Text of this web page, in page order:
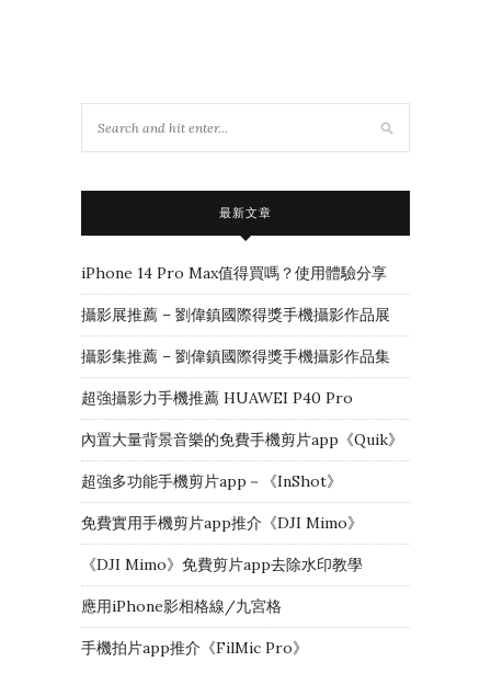
最新文章
iPhone 14 Pro Max值得買嗎？使用體驗分享
攝影展推薦 – 劉偉鎮國際得獎手機攝影作品展
攝影集推薦 – 劉偉鎮國際得獎手機攝影作品集
超強攝影力手機推薦 HUAWEI P40 Pro
內置大量背景音樂的免費手機剪片app《Quik》
超強多功能手機剪片app－《InShot》
免費實用手機剪片app推介《DJI Mimo》
《DJI Mimo》免費剪片app去除水印教學
應用iPhone影相格線/九宮格
手機拍片app推介《FilMic Pro》